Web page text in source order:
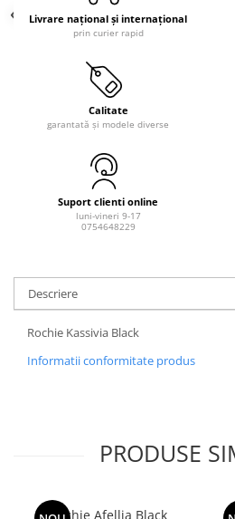
Livrare național și internațional
prin curier rapid
Calitate
garantată și modele diverse
Suport clienti online
luni-vineri 9-17
0754648229
Descriere
Rochie Kassivia Black
Informatii conformitate produs
PRODUSE
Rochie Afellia Black